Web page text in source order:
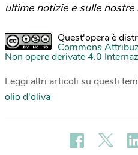
ultime notizie e sulle
Quest'opera è
Commons
Non opere derivate 4.0
Leggi altri articoli su questi
olio d'oliva